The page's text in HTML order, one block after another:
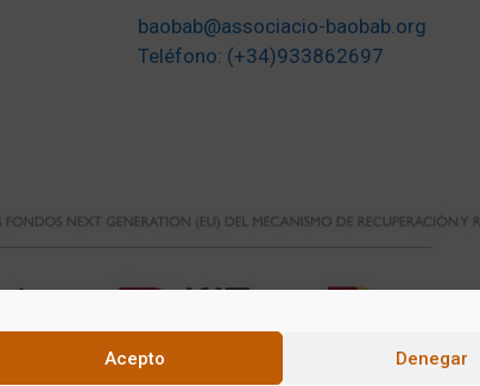
Acepto Denegar
baobab@associacio-baobab.org
Teléfono: (+34)933862697